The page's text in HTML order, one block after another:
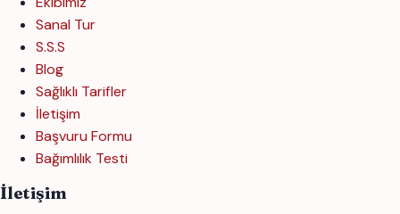
Sanal Tur
S.S.S
Blog
Sağlıklı Tarifler
İletişim
Başvuru Formu
Bağımlılık Testi
İletişim